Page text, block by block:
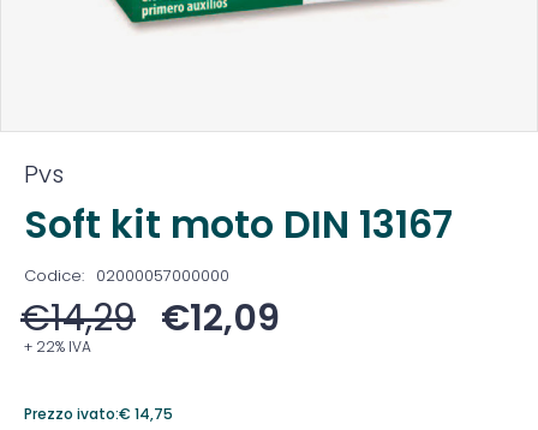
Pvs
Soft kit moto DIN 13167
Codice: 02000057000000
€14,29 €12,09
+ 22% IVA
Prezzo ivato:€ 14,75